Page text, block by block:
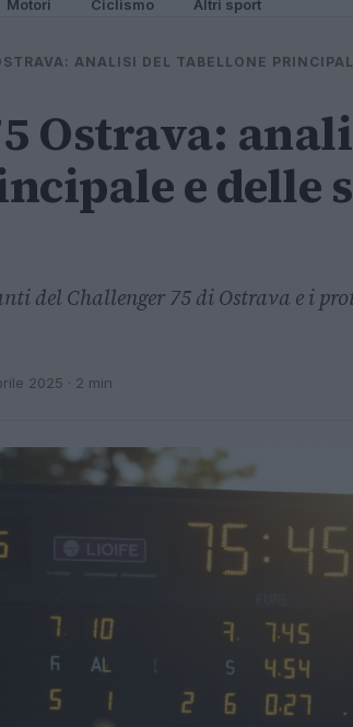
Motori Ciclismo Altri sport
ANALISI DEL TABELLONE
Ostrava:
e delle
del Challenger 75 di Ostrava e i
2025 · 2 min